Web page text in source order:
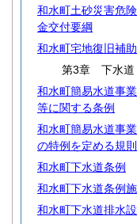
和水町土砂災害危
金交付要綱
和水町宅地復旧補
第3章 下水道
和水町簡易水道事
等に関する条例
和水町簡易水道事
の特例を定める規則
和水町下水道条例
和水町下水道条例
和水町下水道排水